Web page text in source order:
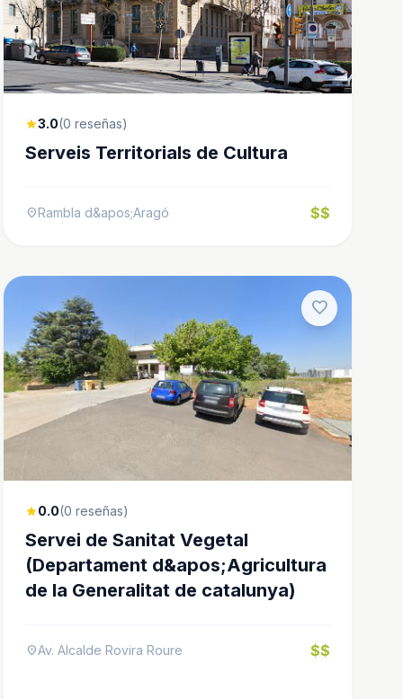
star3.0(0 reseñas)
Serveis Territorials de Cultura
location_onRambla d&apos;Aragó $$
favorite
star0.0(0 reseñas)
Servei de Sanitat Vegetal
(Departament d&apos;Agricultura
de la Generalitat de catalunya)
location_onAv. Alcalde Rovira Roure $$